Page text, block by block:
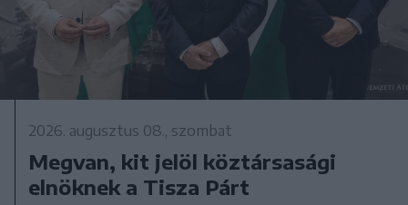
2026. augusztus 08., szombat
Megvan, kit jelöl köztársasági
elnöknek a Tisza Párt